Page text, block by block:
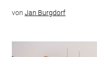
von Jan Burgdorf